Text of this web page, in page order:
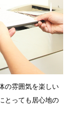
の雰囲気を楽しい
とっても居心地の